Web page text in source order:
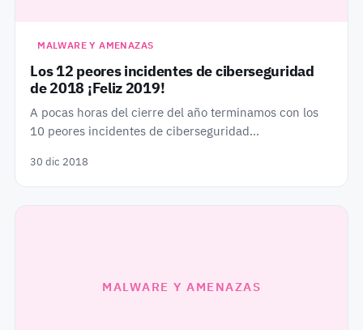
MALWARE Y AMENAZAS
Los 12 peores incidentes de ciberseguridad
de 2018 ¡Feliz 2019!
A pocas horas del cierre del año terminamos con los
10 peores incidentes de ciberseguridad…
30 dic 2018
MALWARE Y AMENAZAS